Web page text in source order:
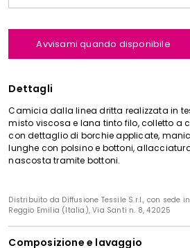
Avvisami quando disponibile
Dettagli
Camicia dalla linea dritta realizzata in
misto viscosa e lana tinto filo, colletto a
con dettaglio di borchie applicate,
lunghe con polsino e bottoni,
nascosta tramite bottoni.
Distribuito da Diffusione Tessile S.r.l., con sede
Reggio Emilia (Italia), Via Santi n. 8, 42025
Composizione e lavaggio